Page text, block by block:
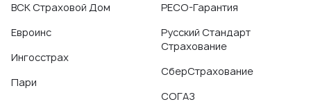
ВСК Страховой Дом
Евроинс
Ингосстрах
Пари
РЕСО-Гарантия
Русский Стандарт
Страхование
СберСтрахование
СОГАЗ